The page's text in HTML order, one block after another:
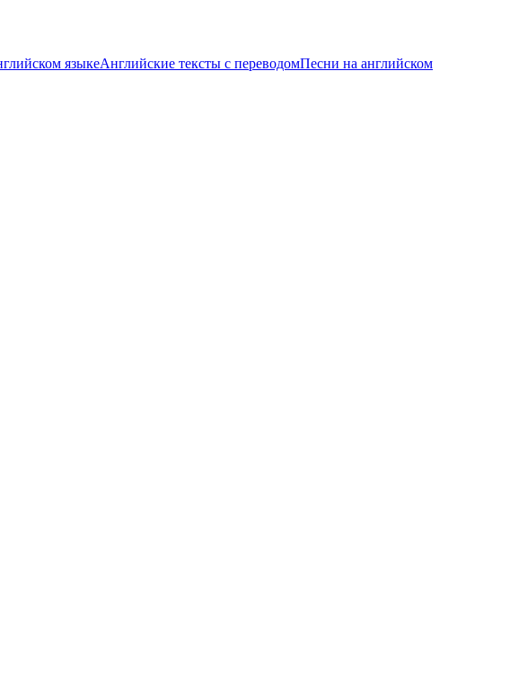
языкеАнглийские тексты с переводомПесни на английском